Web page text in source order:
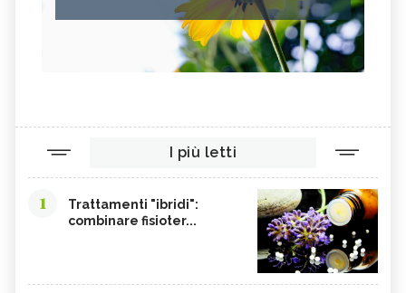
I più letti
1
Trattamenti "ibridi":
combinare fisioter...